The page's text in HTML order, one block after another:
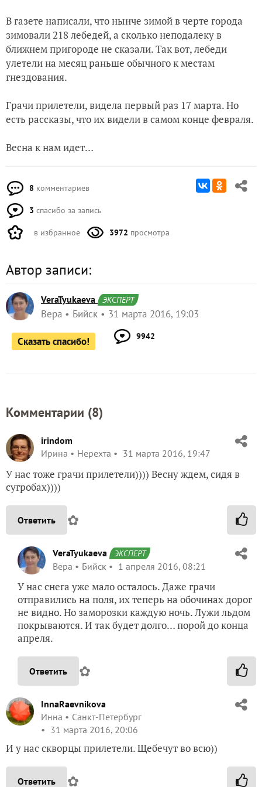
Огородная ворожба
В газете написали, что нынче зимой в черте города
зимовали 218 лебедей, а сколько неподалеку в
ближнем пригороде не сказали. Так вот, лебеди
улетели на месяц раньше обычного к местам
гнездования.
Грачи прилетели, видела первый раз 17 марта. Но
есть рассказы, что их видели в самом конце февраля.
Весна к нам идет…
8 комментариев
3 спасибо за запись
в избранное 3972 просмотра
Автор записи:
VeraTyukaeva ЭКСПЕРТ
Вера Бийск 31 марта 2016, 19:03
Сказать спасибо! 9942
Комментарии (8)
irindom
Ирина
Нерехта 31 марта 2016, 19:47
У нас тоже грачи прилетели)))) Весну ждем, сидя в
сугробах))))
Ответить ✿
VeraTyukaeva ЭКСПЕРТ
Вера Бийск 1 апреля 2016, 08:21
У нас снега уже мало осталось. Даже грачи
отправились на поля, их теперь на обочинах дорог
не видно. Но заморозки каждую ночь. Лужи льдом
покрываются. И так будет долго… порой до конца
апреля.
Ответить ✿
InnaRaevnikova
Инна
Санкт-Петербург
31 марта 2016, 20:06
И у нас скворцы прилетели. Щебечут во всю))
Ответить ✿